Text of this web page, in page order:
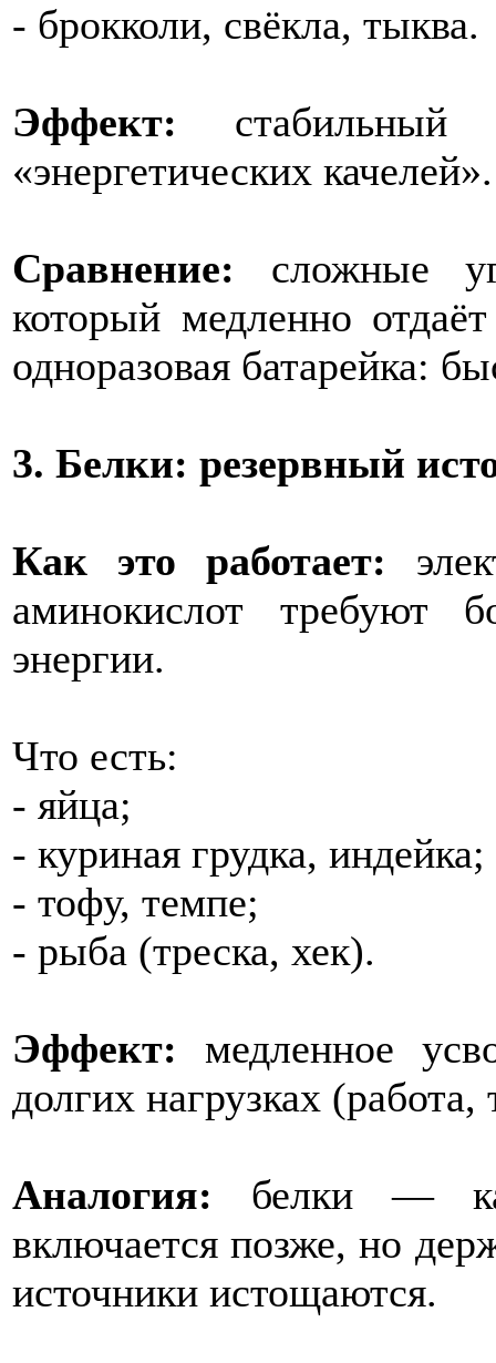
- брокколи, свёкла, тыква.
Эффект:
«энергетических качелей».
Сравнение: сложные
который медленно
одноразовая батарейка:
3. Белки: резервный
Как это работает:
аминокислот требуют
энергии.
Что есть:
- яйца;
- куриная грудка, индейка;
- тофу, темпе;
- рыба (треска, хек).
Эффект: медленное
долгих нагрузках
Аналогия: белки —
включается позже, но
источники истощаются.